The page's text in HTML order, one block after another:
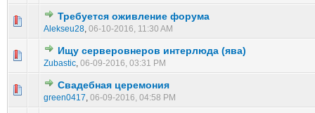
Требуется оживление форума
Alekseu28, 06-10-2016, 11:30 AM
0 голос(ов) - 0 из 5 в среднем
12345
Ищу серверовнеров интерлюда (ява)
Zubastic, 06-09-2016, 03:31 PM
0 голос(ов) - 0 из 5 в среднем
12345
Свадебная церемония
green0417, 06-09-2016, 04:58 PM
0 голос(ов) - 0 из 5 в среднем
12345